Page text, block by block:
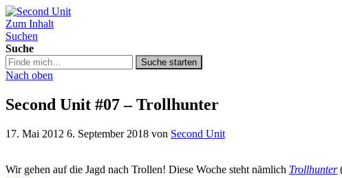
Second Unit
Zum Inhalt
Suchen
Suche
Suche
in
podcast.de/
Suche starten
Nach oben
Second Unit #07 – Trollhunter
17. Mai 2012 6. September 2018 von Second Unit
Wir gehen auf die Jagd nach Trollen! Diese Woche steht nämlich Trollhunter